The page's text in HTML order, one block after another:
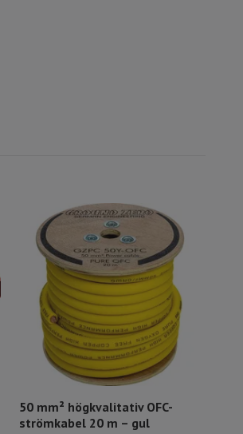
50 mm² högkvalitativ OFC-
strömkabel 20 m – gul